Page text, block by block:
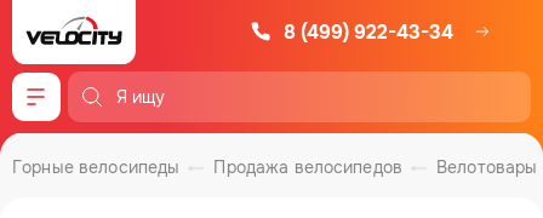
8 (499) 922-43-34
Меню
Велотовары
Продажа велосипедов
Горные велосипеды